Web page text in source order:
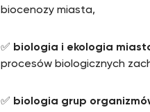
biocenozy miasta,
✅ biologia i ekologia
procesów biologicznych
✅ biologia grup